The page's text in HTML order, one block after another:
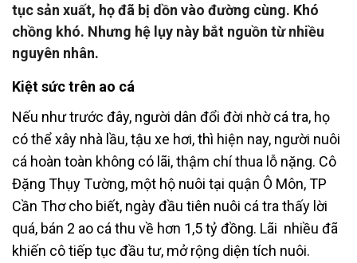
tục sản xuất, họ đã bị dồn vào đường cùng. Khó
chồng khó. Nhưng hệ lụy này bắt nguồn từ nhiều
nguyên nhân.
Kiệt sức trên ao cá
Nếu như trước đây, người dân đổi đời nhờ cá tra, họ
có thể xây nhà lầu, tậu xe hơi, thì hiện nay, người nuôi
cá hoàn toàn không có lãi, thậm chí thua lỗ nặng. Cô
Đặng Thụy Tường, một hộ nuôi tại quận Ô Môn, TP
Cần Thơ cho biết, ngày đầu tiên nuôi cá tra thấy lời
quá, bán 2 ao cá thu về hơn 1,5 tỷ đồng. Lãi nhiều đã
khiến cô tiếp tục đầu tư, mở rộng diện tích nuôi.